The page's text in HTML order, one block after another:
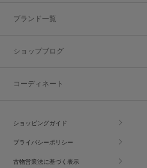
ブランド一覧
ショップブログ
コーディネート
ショッピングガイド
プライバシーポリシー
古物営業法に基づく表示